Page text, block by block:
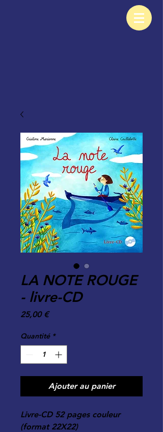
LA NOTE ROUGE
- livre-CD
25,00 €Prix
Quantité *
Ajouter au panier
Livre-CD 52 pages couleur
(format 22X22)